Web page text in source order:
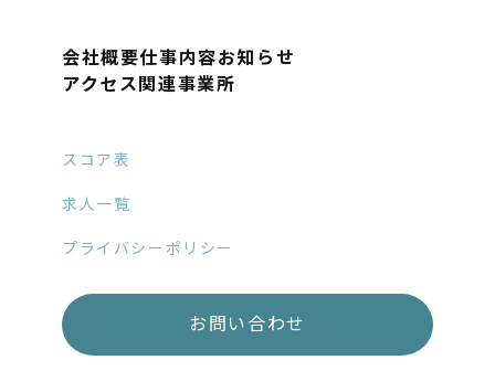
会社概要仕事内容お知らせ
アクセス関連事業所
スコア表
求人一覧
プライバシーポリシー
お問い合わせ